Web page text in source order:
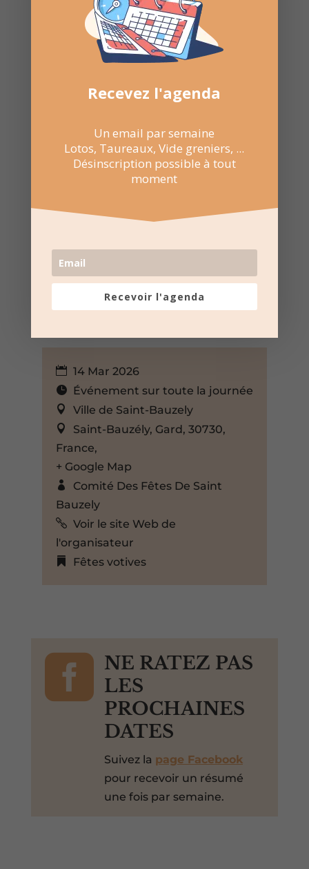
14 Mar 2026
Événement sur toute la journée
Ville de Saint-Bauzely
Saint-Bauzély, Gard, 30730,
France,
+ Google Map
Comité Des Fêtes De Saint
Bauzely
Voir le site Web de
l'organisateur
Fêtes votives

NE RATEZ PAS
LES
PROCHAINES
DATES
Suivez la page Facebook
pour recevoir un résumé
une fois par semaine.
Recevez l'agenda
Un email par semaine
Lotos, Taureaux, Vide greniers, ...
Désinscription possible à tout
moment
Recevoir l'agenda